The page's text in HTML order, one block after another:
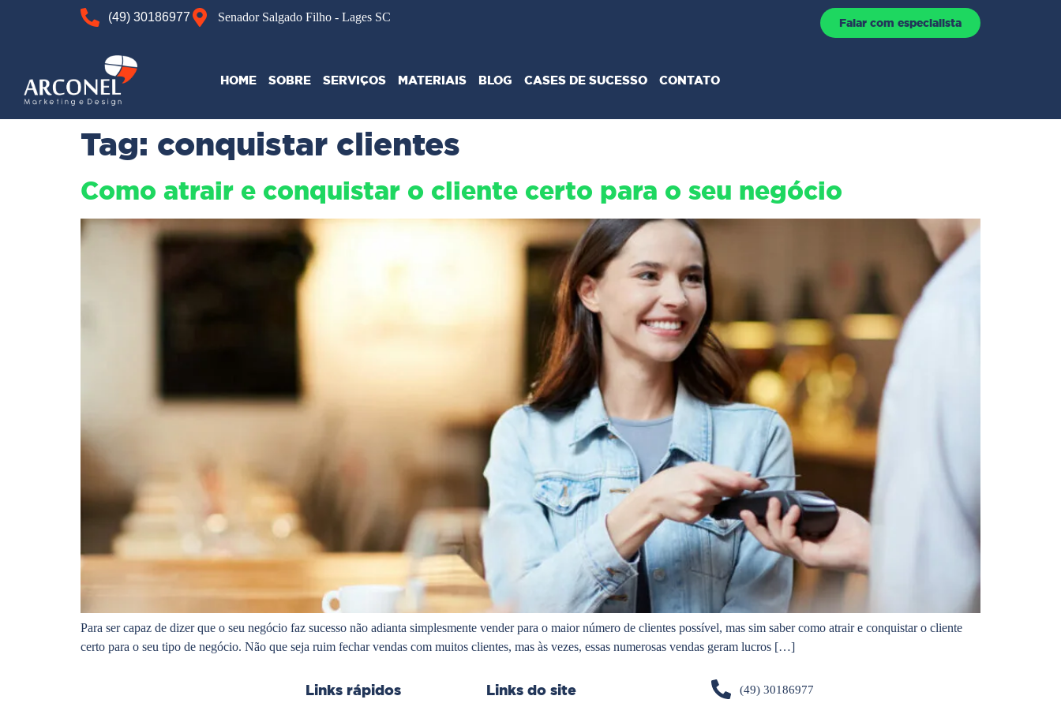
(49) 30186977 Senador Salgado Filho - Lages SC Falar com especialista
HOME SOBRE SERVIÇOS MATERIAIS BLOG CASES DE SUCESSO CONTATO
Tag: conquistar clientes
Como atrair e conquistar o cliente certo para o seu negócio
Para ser capaz de dizer que o seu negócio faz sucesso não adianta simplesmente vender para o maior número de clientes possível, mas sim saber como atrair e conquistar o cliente
certo para o seu tipo de negócio. Não que seja ruim fechar vendas com muitos clientes, mas às vezes, essas numerosas vendas geram lucros […]
Links rápidos Links do site (49) 30186977